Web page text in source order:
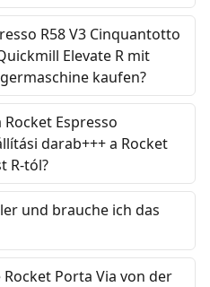
R58 V3 Cinquantotto
Elevate R mit
kaufen?
Espresso
darab+++ a Rocket
R-tól?
und brauche ich das
Porta Via von der